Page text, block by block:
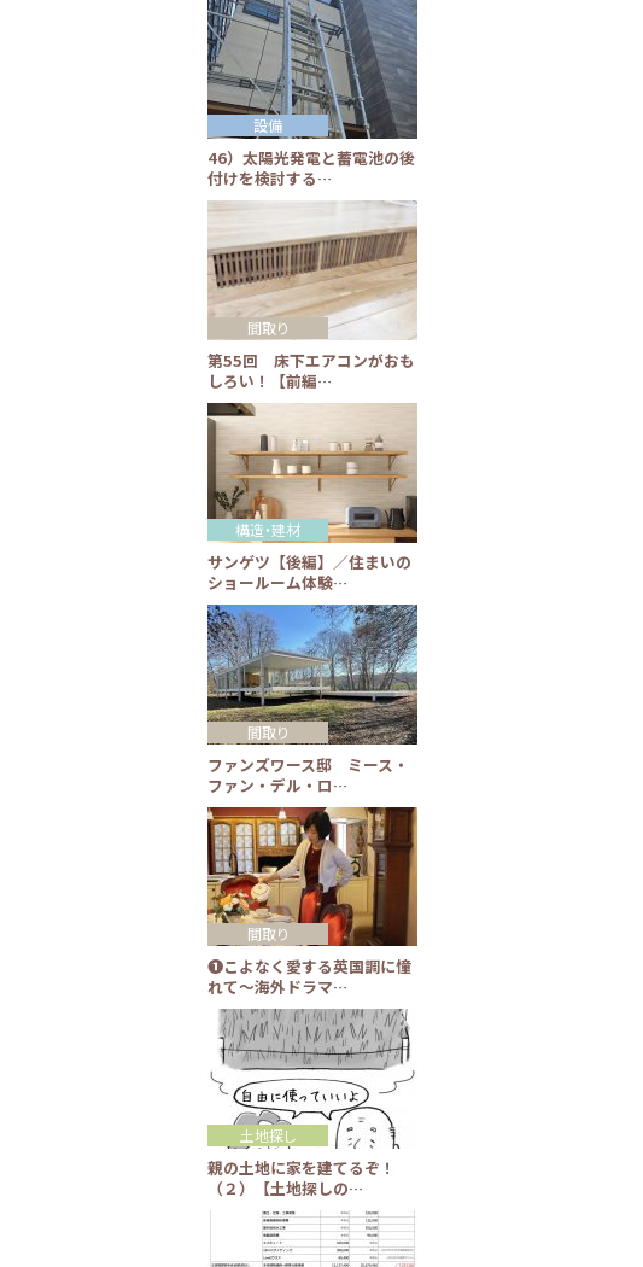
46）太陽光発電と蓄電池の後
付けを検討する…
設備
第55回 床下エアコンがおも
しろい！【前編…
間取り
サンゲツ【後編】／住まいの
ショールーム体験…
構造・建材
ファンズワース邸 ミース・
ファン・デル・ロ…
間取り
❶こよなく愛する英国調に憧
れて～海外ドラマ…
間取り
親の土地に家を建てるぞ！
（２）【土地探しの…
土地探し